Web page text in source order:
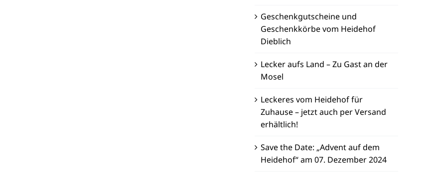
Geschenkgutscheine und
Geschenkkörbe vom Heidehof
Dieblich
Lecker aufs Land – Zu Gast an der
Mosel
Leckeres vom Heidehof für
Zuhause – jetzt auch per Versand
erhältlich!
Save the Date: „Advent auf dem
Heidehof“ am 07. Dezember 2024